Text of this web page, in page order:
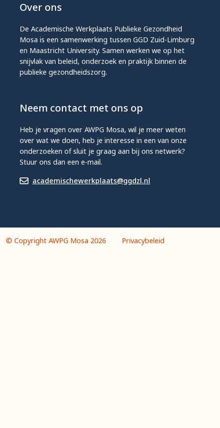
Over ons
De Academische Werkplaats Publieke Gezondheid
Mosa is een samenwerking tussen GGD Zuid-Limburg
en Maastricht University. Samen werken we op het
snijvlak van beleid, onderzoek en praktijk binnen de
publieke gezondheidszorg.
Neem contact met ons op
Heb je vragen over AWPG Mosa, wil je meer weten
over wat we doen, heb je interesse in een van onze
onderzoeken of sluit je graag aan bij ons netwerk?
Stuur ons dan een e-mail.
academischewerkplaats@ggdzl.nl
© Copyright AWPG Mosa 2026 Privacybeleid